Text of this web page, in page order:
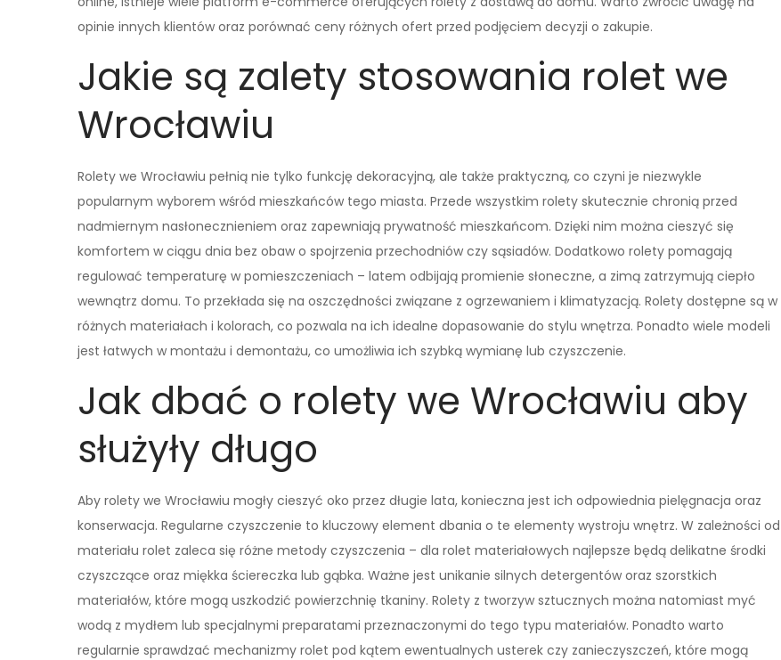
opinie innych klientów oraz porównać ceny różnych ofert przed podjęciem decyzji o zakupie.
Jakie są zalety stosowania rolet we
Wrocławiu
Rolety we Wrocławiu pełnią nie tylko funkcję dekoracyjną, ale także praktyczną, co czyni je niezwykle
popularnym wyborem wśród mieszkańców tego miasta. Przede wszystkim rolety skutecznie chronią przed
nadmiernym nasłonecznieniem oraz zapewniają prywatność mieszkańcom. Dzięki nim można cieszyć się
komfortem w ciągu dnia bez obaw o spojrzenia przechodniów czy sąsiadów. Dodatkowo rolety pomagają
regulować temperaturę w pomieszczeniach – latem odbijają promienie słoneczne, a zimą zatrzymują ciepło
wewnątrz domu. To przekłada się na oszczędności związane z ogrzewaniem i klimatyzacją. Rolety dostępne są w
różnych materiałach i kolorach, co pozwala na ich idealne dopasowanie do stylu wnętrza. Ponadto wiele modeli
jest łatwych w montażu i demontażu, co umożliwia ich szybką wymianę lub czyszczenie.
Jak dbać o rolety we Wrocławiu aby
służyły długo
Aby rolety we Wrocławiu mogły cieszyć oko przez długie lata, konieczna jest ich odpowiednia pielęgnacja oraz
konserwacja. Regularne czyszczenie to kluczowy element dbania o te elementy wystroju wnętrz. W zależności od
materiału rolet zaleca się różne metody czyszczenia – dla rolet materiałowych najlepsze będą delikatne środki
czyszczące oraz miękka ściereczka lub gąbka. Ważne jest unikanie silnych detergentów oraz szorstkich
materiałów, które mogą uszkodzić powierzchnię tkaniny. Rolety z tworzyw sztucznych można natomiast myć
wodą z mydłem lub specjalnymi preparatami przeznaczonymi do tego typu materiałów. Ponadto warto
regularnie sprawdzać mechanizmy rolet pod kątem ewentualnych usterek czy zanieczyszczeń, które mogą